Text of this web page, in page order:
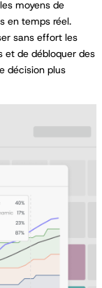
moyens de
en temps réel.
sans effort les
et de débloquer des
décision plus